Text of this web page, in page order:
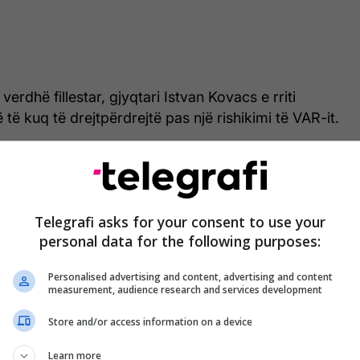
fillestar, gjyqtari Istvan Kovacs e rriti
të kuq të drejtpërdrejtë pas një rishikimi të VAR-it.
Barcelona po shqyrton mundësinë e një
ankese zyrtare në UEFA për gjykim të
dobët kundër Atleticos
qendërmbrojtësi i ri shprehu keqardhjen
u kërkoi falje tifozëve.
mund të përcaktojë rezultatin e një ndeshjeje
Telegrafi asks for your consent to use your
personal data for the following purposes:
Personalised advertising and content, advertising and content
measurement, audience research and services development
Store and/or access information on a device
Learn more